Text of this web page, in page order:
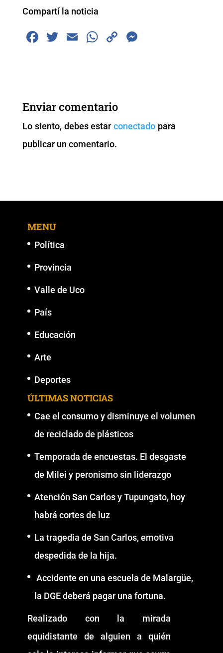
Compartí la noticia
F
b
o
o
k
T
E
W
A
p
p
C
k
er
Enviar comentario
Lo siento, debes estarconectado para
publicar un comentario.
MENU
Política
Provincia
Valle de Uco
País
Educación
Arte
Deportes
ÚLTIMAS NOTICIAS
Cae el consumo y disminuye el volumen
de reciclado de plásticos
Temporada de encuestas. El desgaste
de Milei y peronismo sin liderazgo
Atención San Carlos y Tupungato, hoy
habrá cortes de luz
La tragedia de San Carlos, emotiva
despedida de la hija.
Accidente en una escuela de Malargüe,
la DGE deberá pagar una fortuna.
Realizado con la mirada
equidistante de alguien a quién